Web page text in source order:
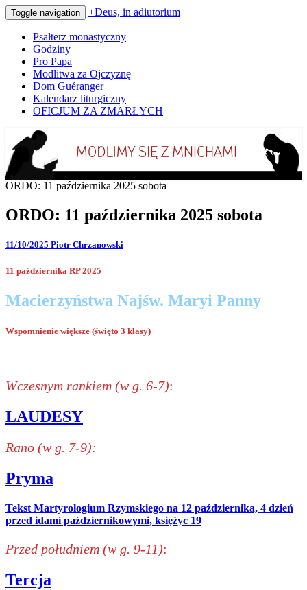
Toggle navigation +Deus, in adiutorium
Psałterz monastyczny
Godziny
Pro Papa
Modlitwa za Ojczyznę
Dom Guéranger
Kalendarz liturgiczny
OFICJUM ZA ZMARŁYCH
+Deus, in adiutorium
Codziennie modlimy się z mnichami
ORDO: 11 października 2025 sobota
ORDO: 11 października 2025 sobota
11/10/2025 Piotr Chrzanowski
11 października RP 2025
Macierzyństwa Najśw. Maryi Panny
Wspomnienie większe (święto 3 klasy)
Wczesnym rankiem (w g. 6-7):
LAUDESY
Rano (w g. 7-9):
Pryma
Tekst Martyrologium Rzymskiego na 12 października, 4 dzień
przed idami październikowymi, księżyc 19
Przed południem (w g. 9-11):
Tercja